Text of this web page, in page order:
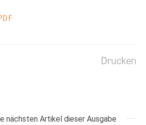
Drucken
nächsten Artikel dieser Ausgabe